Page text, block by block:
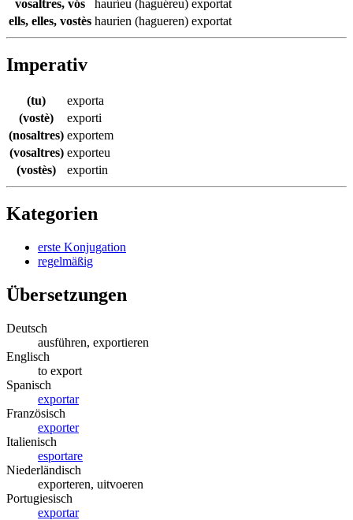
vosaltres, vós
hauríeu (haguéreu) exportat
ells, elles, vostès haurien (hagueren) exportat
Imperativ
(tu)
exporta
(vostè)
exporti
(nosaltres) exportem
(vosaltres) exporteu
(vostès)
exportin
Kategorien
erste Konjugation
regelmäßig
Übersetzungen
Deutsch
ausführen, exportieren
Englisch
to export
Spanisch
exportar
Französisch
exporter
Italienisch
esportare
Niederländisch
exporteren, uitvoeren
Portugiesisch
exportar